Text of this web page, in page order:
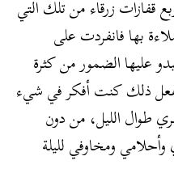
قفازات زرقاء من تلك التي
بها فانفردت على
عليها الضمور من كثرة
يفعل ذلك كنت أفكر في شيء
طوال الليل، من دون
ومخاوفي لليلة